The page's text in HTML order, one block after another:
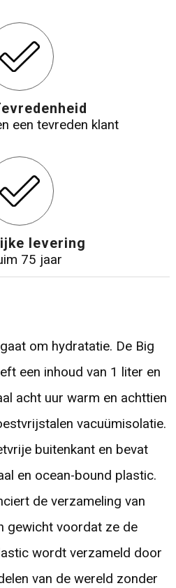
een tevreden klant
levering
75 jaar
om hydratatie. De Big
een inhoud van 1 liter en
acht uur warm en achttien
vacuümisolatie.
buitenkant en bevat
en ocean-bound plastic.
de verzameling van
gewicht voordat ze de
wordt verzameld door
van de wereld zonder